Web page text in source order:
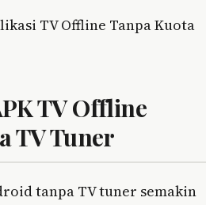
TV Offline Tanpa Kuota
TV Offline
TV Tuner
tanpa TV tuner semakin